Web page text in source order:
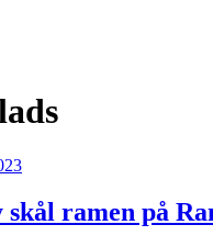
skål ramen på